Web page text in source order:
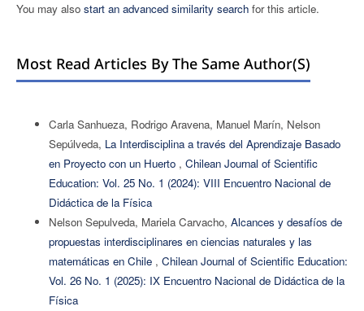
You may also start an advanced similarity searchfor this article.
Most Read Articles By The Same Author(s)
Carla Sanhueza, Rodrigo Aravena, Manuel Marín, Nelson
Sepúlveda, La Interdisciplina a través del Aprendizaje Basado
en Proyecto con un Huerto , Chilean Journal of Scientific
Education: Vol. 25 No. 1 (2024): VIII Encuentro Nacional de
Didáctica de la Física
Nelson Sepulveda, Mariela Carvacho, Alcances y desafíos de
propuestas interdisciplinares en ciencias naturales y las
matemáticas en Chile , Chilean Journal of Scientific Education:
Vol. 26 No. 1 (2025): IX Encuentro Nacional de Didáctica de la
Física